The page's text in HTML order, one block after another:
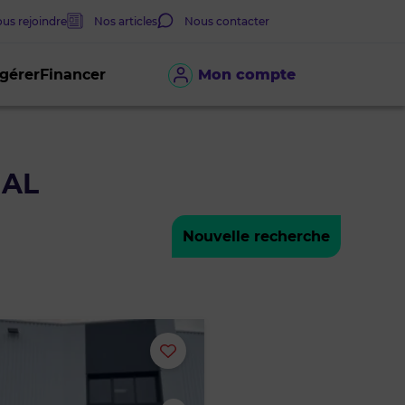
Mon compte
Financer
rejoindre Nos articles Nous contacter
Nouvelle recherche
Ajouter